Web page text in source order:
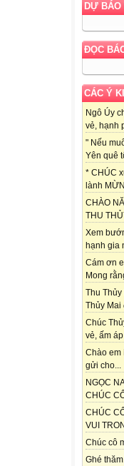
DỰ
ĐỌC
CÁC Ý
Ngô Úy
vẻ, hạnh
" Nếu
Yên quê
* CHÚC
lành
CHÀO
THU
Xem
hạnh gia
Cám ơn
Mong
Thu
Thủy Mai
Chúc
vẻ, ấm áp
Chào em
gửi cho...
NGỌC
CHÚC
CHÚC
VUI
Chúc cô
Ghé